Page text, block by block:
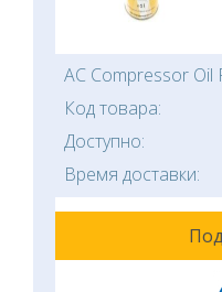
AC Compressor Oil
Код товара:
Доступно:
Время доставки: